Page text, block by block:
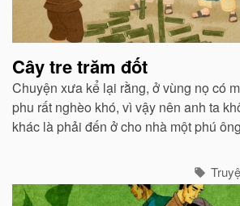
Cây tre trăm đốt
Chuyện xưa kể lại rằng, ở vùng nọ có
phu rất nghèo khó, vì vậy nên anh ta
khác là phải đến ở cho nhà một phú